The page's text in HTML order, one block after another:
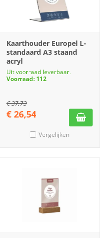
Kaarthouder Europel L-
standaard A3 staand
acryl
Uit voorraad leverbaar.
Voorraad: 112
€37,73
€ 26,54
Vergelijken